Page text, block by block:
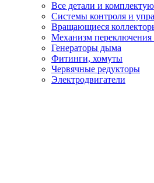
Все детали и
Системы контроля и
Вращающиеся
Механизм переключения
Генераторы дыма
Фитинги, хомуты
Червячные редукторы
Электродвигатели